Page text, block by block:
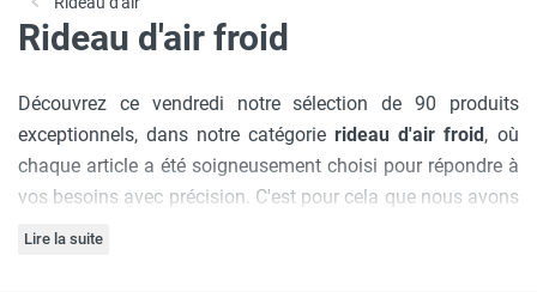
Rideau d'air froid
Découvrez ce vendredi notre sélection de 90 produits
exceptionnels, dans notre catégorie rideau d'air froid, où
chaque article a été soigneusement choisi pour répondre à
vos besoins avec précision. C'est pour cela que nous avons
sélectionné les marques :
Lire la suite